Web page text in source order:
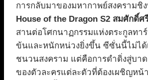
การกลับมาของมหากาพย์สงครามชิ
House of the Dragon S2 สมศักดิ์ศ
สานต่อโศกนาฏกรรมแห่งตระกูลทา
ข้นและหนักหน่วงยิ่งขึ้น ซีซั่นนี้ไม่ได้
ชนวนสงคราม แต่คือการดำดิ่งสู่บา
ของตัวละครแต่ละตัวที่ต้องเผชิญหน้